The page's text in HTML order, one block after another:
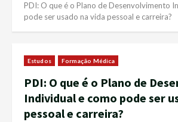
PDI: O que é o Plano de Desenvolvimento
pode ser usado na vida pessoal e carreira?
Estudos Formação Médica
PDI: O que é o Plano de
Individual e como pode ser
pessoal e carreira?